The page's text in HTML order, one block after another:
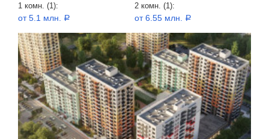
1 комн. (1):
от 5.1 млн. a
2 комн. (1):
от 6.55 млн. a